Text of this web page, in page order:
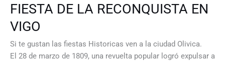
FIESTA DE LA RECONQUISTA EN
VIGO
Si te gustan las fiestas Historicas ven a la ciudad Olivica.
El 28 de marzo de 1809, una revuelta popular logró expulsar a